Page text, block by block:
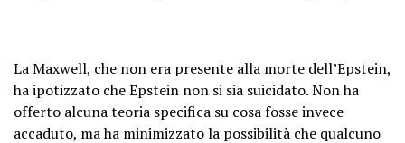
La Maxwell, che non era presente alla morte dell’Epstein,
ha ipotizzato che Epstein non si sia suicidato. Non ha
offerto alcuna teoria specifica su cosa fosse invece
accaduto, ma ha minimizzato la possibilità che qualcuno